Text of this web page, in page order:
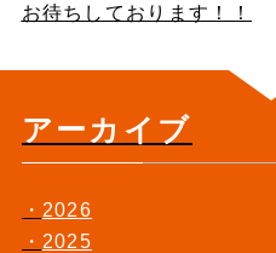
お待ちしております！！
アーカイブ
2026
2025